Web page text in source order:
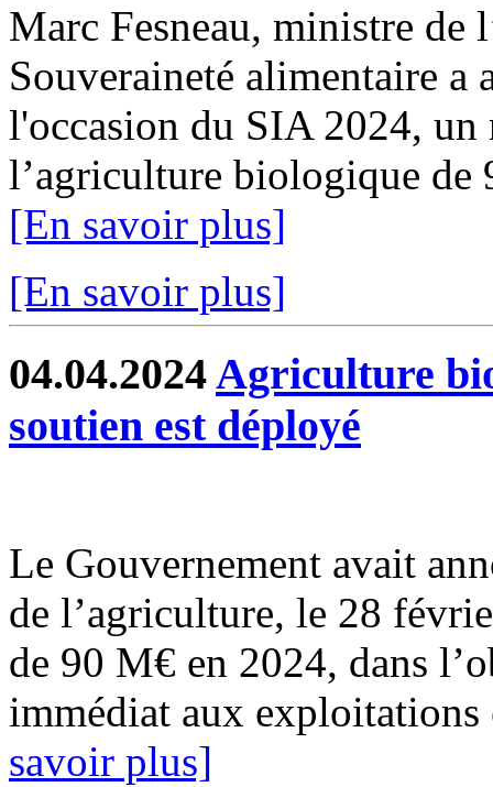
Marc Fesneau, ministre de
Souveraineté alimentaire a
l'occasion du SIA 2024,
l’agriculture biologique de
[En savoir plus]
[En savoir plus]
04.04.2024Agriculture
soutien est déployé
Le Gouvernement avait
de l’agriculture, le 28
de 90 M€ en 2024, dans
immédiat aux
savoir plus]